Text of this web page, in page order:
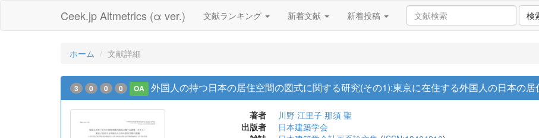
Ceek.jp Altmetrics (α ver.) 文献ランキング 新着文献 新着投稿 検
ホーム 文献詳細
3 0 0 0 OA 外国人の持つ日本の居住空間の図式に関する研究(その1):東京に在住する外国人の日本の
著者 川野 江里子 那須 聖
出版者
日本建築学会